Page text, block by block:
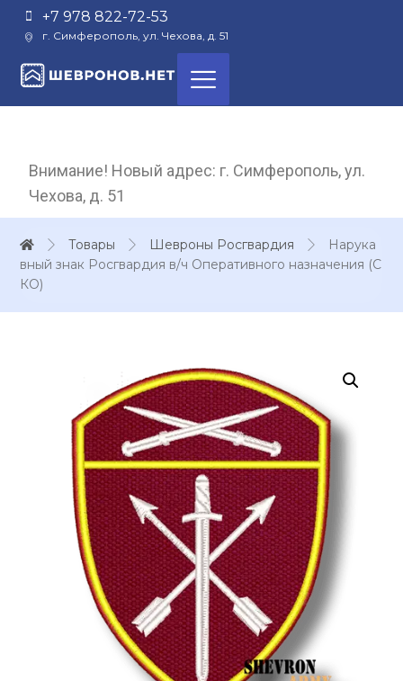
+7 978 822-72-53
г. Симферополь, ул. Чехова, д. 51
Внимание! Новый адрес: г. Симферополь, ул.
Чехова, д. 51
Товары Шевроны Росгвардия
Нарука
вный знак Росгвардия в/ч Оперативного назначения (С
КО)